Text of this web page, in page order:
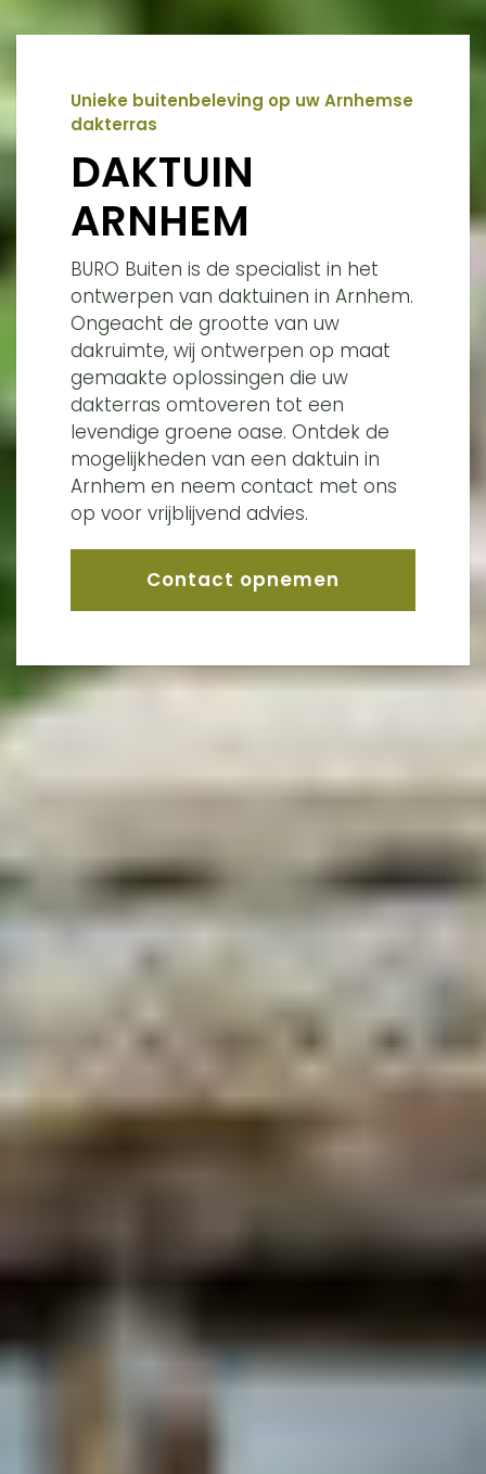
Unieke buitenbeleving op uw Arnhemse
dakterras
DAKTUIN
ARNHEM
BURO Buiten is de specialist in het
ontwerpen van daktuinen in Arnhem.
Ongeacht de grootte van uw
dakruimte, wij ontwerpen op maat
gemaakte oplossingen die uw
dakterras omtoveren tot een
levendige groene oase. Ontdek de
mogelijkheden van een daktuin in
Arnhem en neem contact met ons
op voor vrijblijvend advies.
Contact opnemen